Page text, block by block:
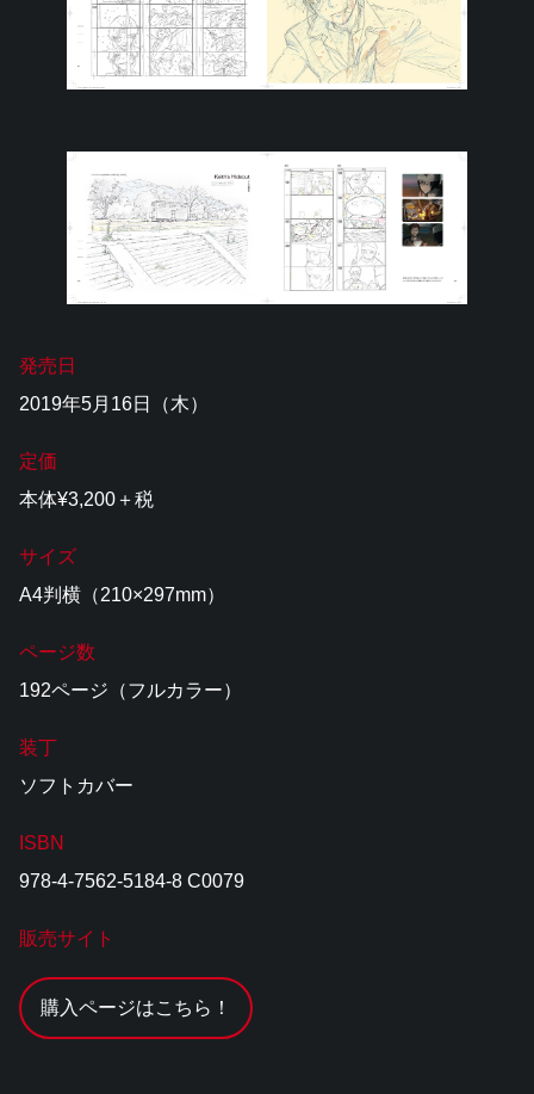
発売日
2019年5月16日（木）
定価
本体¥3,200＋税
サイズ
A4判横（210×297mm）
ページ数
192ページ（フルカラー）
装丁
ソフトカバー
ISBN
978-4-7562-5184-8 C0079
販売サイト
購入ページはこちら！